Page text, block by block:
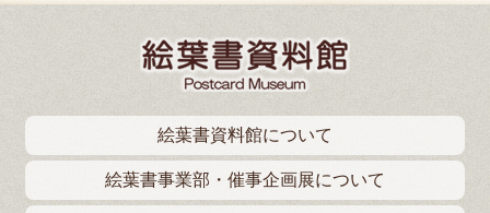
絵葉書資料館について
絵葉書事業部・催事企画展について